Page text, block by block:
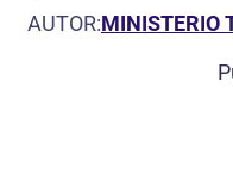
AUTOR:MINISTERIO